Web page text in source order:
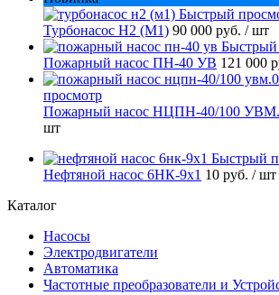
Быстрый
Турбонасос Н2 (М1) 90 000 руб. / шт
Быстрый
Пожарный насос ПН-40 УВ 121 000
просмотр
Пожарный насос НЦПН-40/100
шт
Быстрый
Нефтяной насос 6НК-9х1 10 руб. / шт
Каталог
Насосы
Электродвигатели
Автоматика
Частотные преобразователи и